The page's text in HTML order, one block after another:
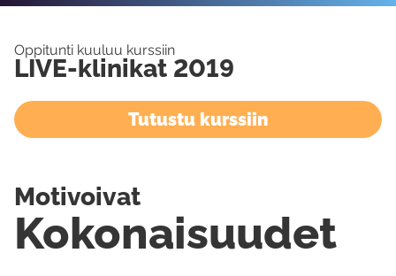
Oppitunti kuuluu kurssiin
LIVE-klinikat 2019
Tutustu kurssiin
Kokonaisuudet
Motivoivat